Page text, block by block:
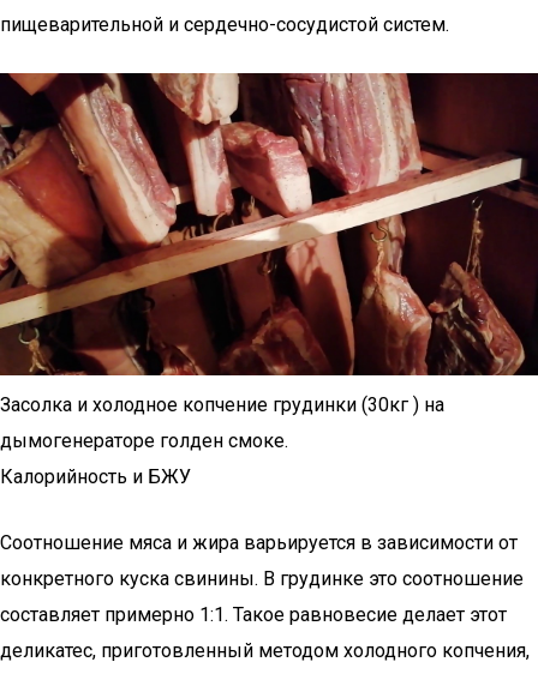
пищеварительной и сердечно-сосудистой систем.
Засолка и холодное копчение грудинки (30кг ) на
дымогенераторе голден смоке.
Калорийность и БЖУ
Соотношение мяса и жира варьируется в зависимости от
конкретного куска свинины. В грудинке это соотношение
составляет примерно 1:1. Такое равновесие делает этот
деликатес, приготовленный методом холодного копчения,